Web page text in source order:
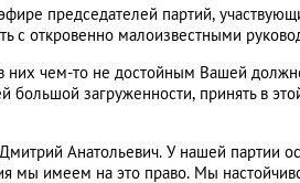
председателей партий,
с откровенно малоизвестными
в них чем-то не достойным Вашей
загруженности, принять в
Анатольевич. У нашей партии
мы имеем на это право. Мы